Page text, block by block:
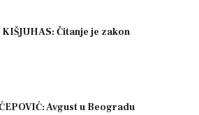
KIŠJUHAS: Čitanje je zakon
Avgust u Beogradu